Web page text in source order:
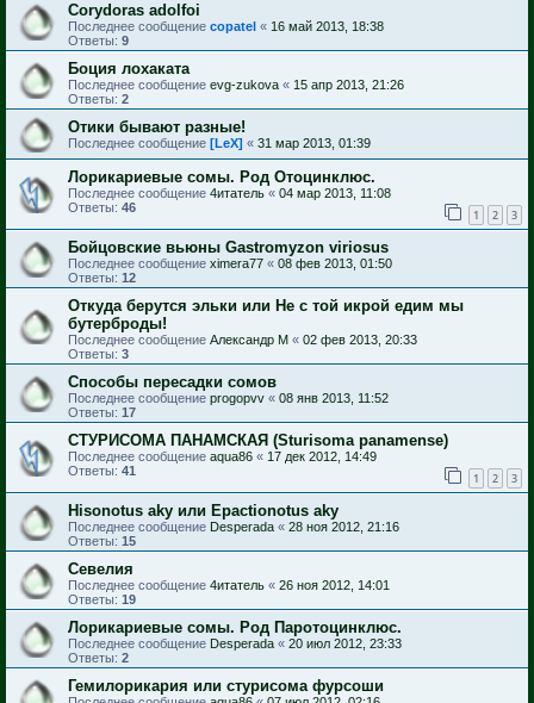
Corydoras adolfoi
Последнее сообщение copatel « 16 май 2013, 18:38
Ответы: 9
Боция лохаката
Последнее сообщение evg-zukova « 15 апр 2013, 21:26
Ответы: 2
Отики бывают разные!
Последнее сообщение [LeX] « 31 мар 2013, 01:39
Лорикариевые сомы. Род Отоцинклюс.
Последнее сообщение 4итатель « 04 мар 2013, 11:08
Ответы: 46 1 2 3
Бойцовские вьюны Gastromyzon viriosus
Последнее сообщение ximera77 « 08 фев 2013, 01:50
Ответы: 12
Откуда берутся эльки или Не с той икрой едим мы
бутерброды!
Последнее сообщение Александр М « 02 фев 2013, 20:33
Ответы: 3
Способы пересадки сомов
Последнее сообщение progopvv « 08 янв 2013, 11:52
Ответы: 17
СТУРИСОМА ПАНАМСКАЯ (Sturisoma panamense)
Последнее сообщение aqua86 « 17 дек 2012, 14:49
Ответы: 41 1 2 3
Hisonotus aky или Epactionotus aky
Последнее сообщение Desperada « 28 ноя 2012, 21:16
Ответы: 15
Севелия
Последнее сообщение 4итатель « 26 ноя 2012, 14:01
Ответы: 19
Лорикариевые сомы. Род Паротоцинклюс.
Последнее сообщение Desperada « 20 июл 2012, 23:33
Ответы: 2
Гемилорикария или стурисома фурсоши